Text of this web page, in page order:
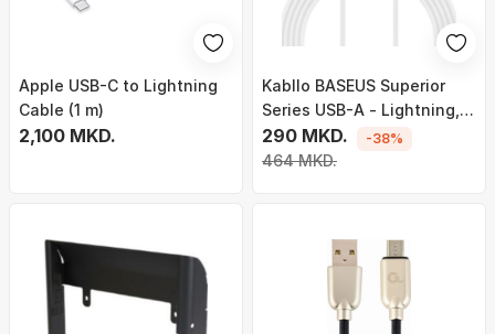
Apple USB-C to Lightning
Cable (1 m)
2,100 MKD.
Kabllo BASEUS Superior
Series USB-A - Lightning,
2.4A, 2m, e bardhë
290 MKD.
464 MKD.
-38%